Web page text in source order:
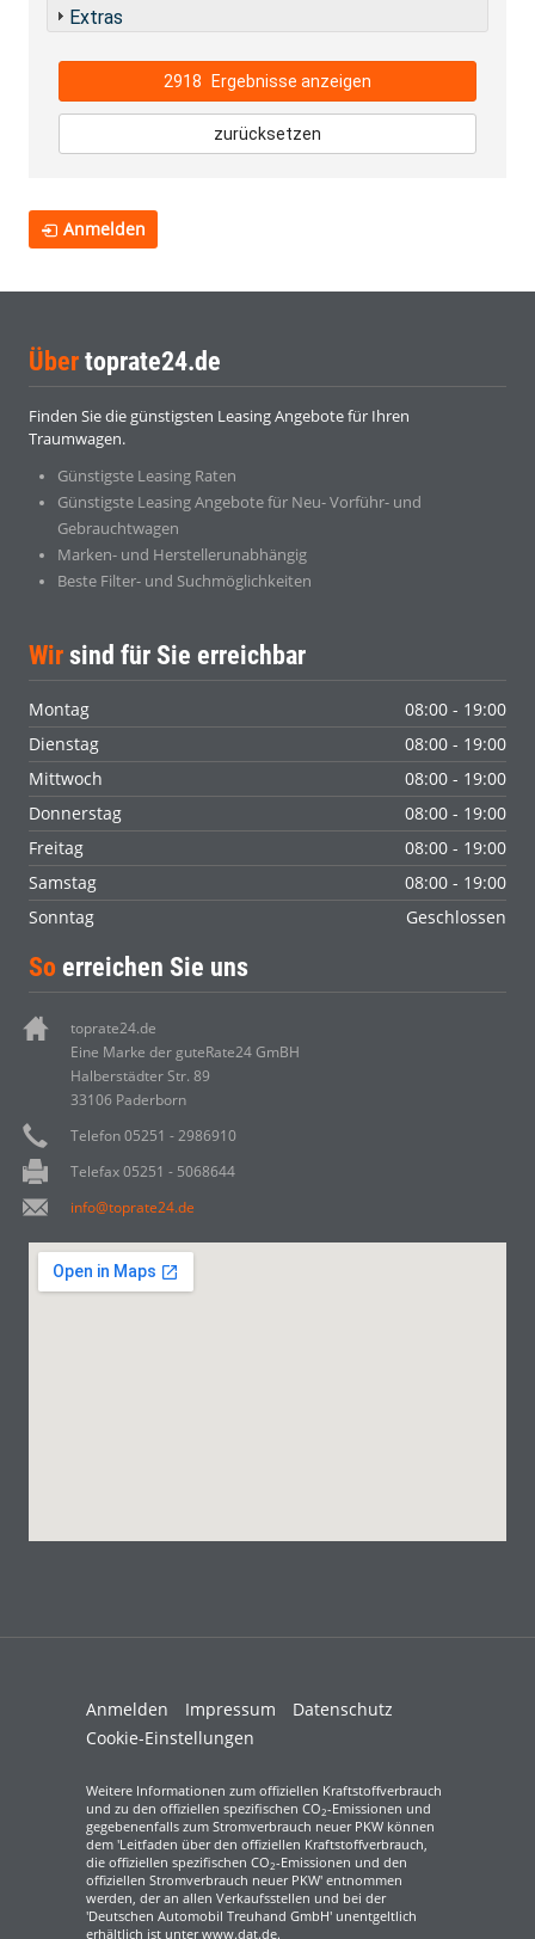
Extras
2918 Ergebnisse anzeigen
zurücksetzen
Anmelden
Über toprate24.de
Finden Sie die günstigsten Leasing Angebote für Ihren
Traumwagen.
Günstigste Leasing Raten
Günstigste Leasing Angebote für Neu- Vorführ- und
Gebrauchtwagen
Marken- und Herstellerunabhängig
Beste Filter- und Suchmöglichkeiten
Wir sind für Sie erreichbar
Montag
08:00 - 19:00
Dienstag
08:00 - 19:00
Mittwoch
08:00 - 19:00
Donnerstag
08:00 - 19:00
Freitag
08:00 - 19:00
Samstag
08:00 - 19:00
Sonntag
Geschlossen
So erreichen Sie uns
toprate24.de
Eine Marke der guteRate24 GmBH
Halberstädter Str. 89
33106 Paderborn
Telefon 05251 - 2986910
Telefax 05251 - 5068644
info@toprate24.de
Anmelden Impressum
Datenschutz
Cookie-Einstellungen
Weitere Informationen zum offiziellen Kraftstoffverbrauch
und zu den offiziellen spezifischen CO2-Emissionen und
gegebenenfalls zum Stromverbrauch neuer PKW können
dem 'Leitfaden über den offiziellen Kraftstoffverbrauch,
die offiziellen spezifischen CO2-Emissionen und den
offiziellen Stromverbrauch neuer PKW' entnommen
werden, der an allen Verkaufsstellen und bei der
'Deutschen Automobil Treuhand GmbH' unentgeltlich
erhältlich ist unter www.dat.de.